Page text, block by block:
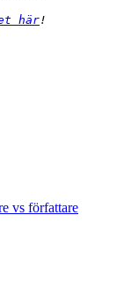
här!
vs författare